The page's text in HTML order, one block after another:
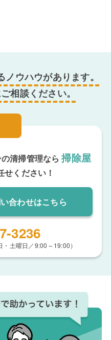
ウハウがあります。
相談ください。
清掃管理なら 掃除屋
せください！
合わせはこちら
3236
・土曜日／9:00～19:00）